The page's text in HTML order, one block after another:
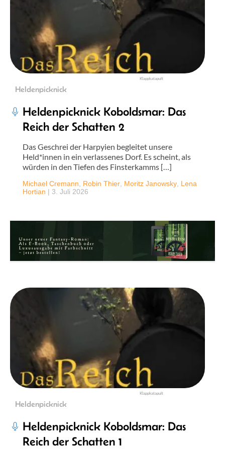
Klappkatapult
Heldenpicknick
Heldenpicknick Koboldsmar: Das
Reich der Schatten 2
Das Geschrei der Harpyien begleitet unsere
Held*innen in ein verlassenes Dorf. Es scheint, als
würden in den Tiefen des Finsterkamms […]
Michael Cremann Robin Thier Moritz Janowsky Lena
Hortian | 3. Juli 2026
Klappkatapult
Heldenpicknick
Heldenpicknick Koboldsmar: Das
Reich der Schatten 1